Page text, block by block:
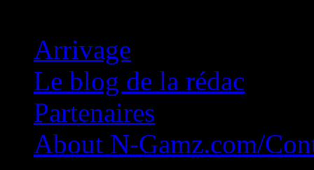
Arrivage
Le blog de la rédac
Partenaires
About N-Gamz.com/